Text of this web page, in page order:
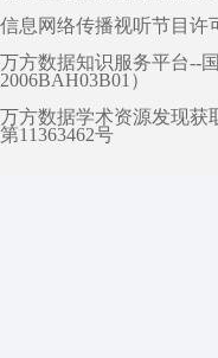
信息网络传播视听节目许
万方数据知识服务平台--
2006BAH03B01）
万方数据学术资源发现获
第11363462号